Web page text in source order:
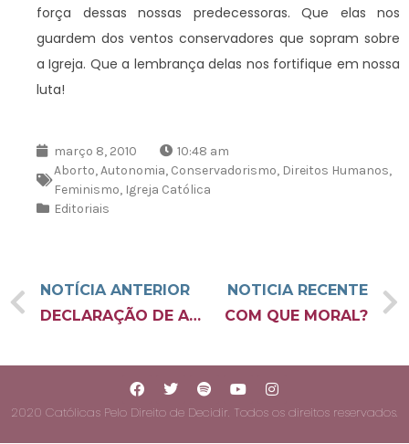
força dessas nossas predecessoras. Que elas nos
guardem dos ventos conservadores que sopram sobre
a Igreja. Que a lembrança delas nos fortifique em nossa
luta!
março 8, 2010
10:48 am
Aborto,Autonomia, Conservadorismo, Direitos Humanos,
Feminismo, Igreja Católica
Editoriais
NOTÍCIA ANTERIOR
DECLARAÇÃO DE APOIO DE CATÓLICAS PELO DIREITO DE DECIDIR AO III PNDH
NOTICIA RECENTE
COM QUE MORAL?
2020 Católicas Pelo Direito de Decidir. Todos os direitos reservados.